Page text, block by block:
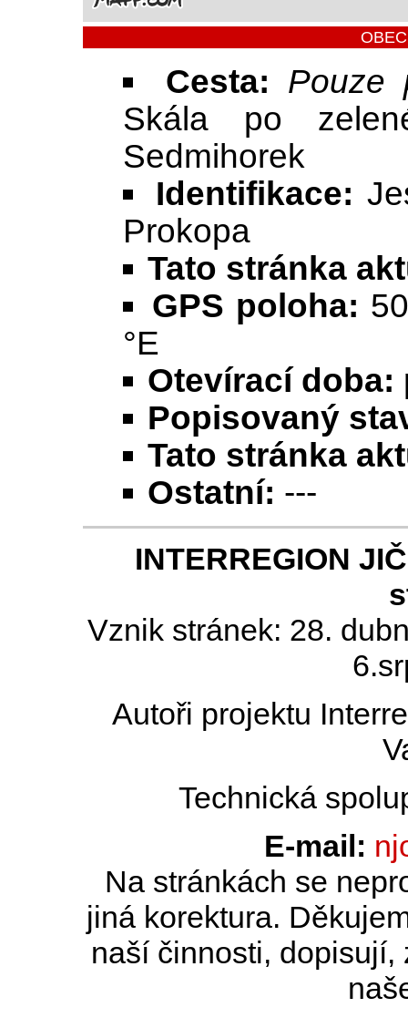
Cesta: Pouze
Skála po
Sedmihorek
Identifikace:
Prokopa
Tato stránka
GPS poloha:
°E
Otevírací doba:
Popisovaný
Tato stránka
Ostatní: ---
INTERREGION
Vznik stránek: 28.
Autoři projektu
Technická
E-mail:
Na stránkách se
jiná korektura.
naší činnosti,